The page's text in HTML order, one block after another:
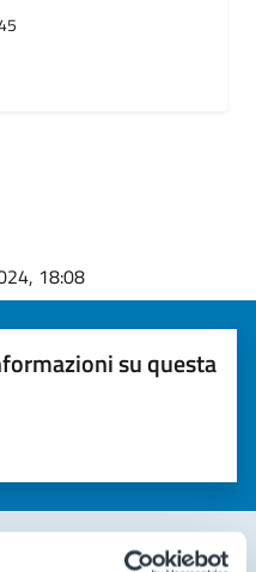
18:08
su questa
(da 1 a 5 stelle)
valutare la chiarezza delle
5